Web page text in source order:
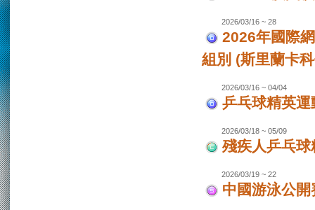
2026/03/16 ~ 28
2026年國際
組別 (斯里蘭卡
2026/03/16 ~ 04/04
乒乓球精英
2026/03/18 ~ 05/09
殘疾人乒乓
2026/03/19 ~ 22
中國游泳公